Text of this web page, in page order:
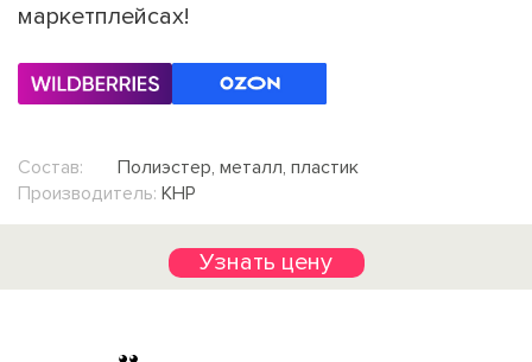
маркетплейсах!
Состав:
Полиэстер, металл, пластик
Производитель: КНР
Узнать цену